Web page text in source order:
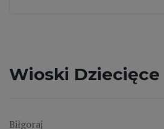
Wioski Dziecięce
Biłgoraj